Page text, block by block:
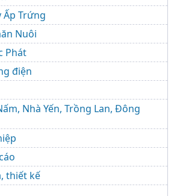
Ấp Trứng
Nuôi
Phát
điện
Nhà Yến, Trồng Lan, Đông
thiết kế